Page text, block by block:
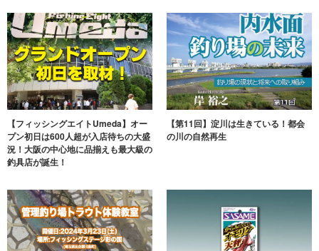
【フィッシングエイトUmeda】オー
プン初日は600人超が入店待ちの大盛
況！大阪の中心地に品揃えも最大級の
釣具店が誕生！
【第11回】淀川は生きている！都会
の川の自然再生